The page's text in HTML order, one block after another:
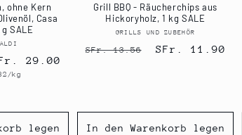
ohne Kern
Casa
SALE
29.00
kg
legen
Grill BBQ - Räucherchips aus
Hickoryholz, 1 kg SALE
Anbieter:
GRILLS UND ZUBEHÖR
Normaler
SFr. 13.56 Verkaufspreis
SFr. 11.90
In den Warenkorb legen